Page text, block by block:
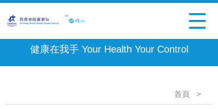
健康在我手 Your Health Your Control
首頁 >